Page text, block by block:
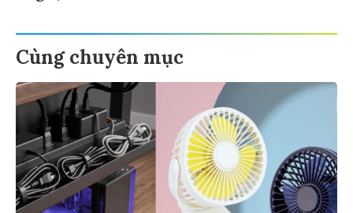
Cùng chuyên mục